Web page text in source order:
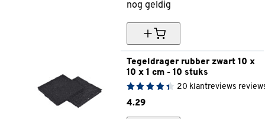
nog geldig
Tegeldrager rubber zwart 10 x
10 x 1 cm - 10 stuks
20 klantreviews
4.29